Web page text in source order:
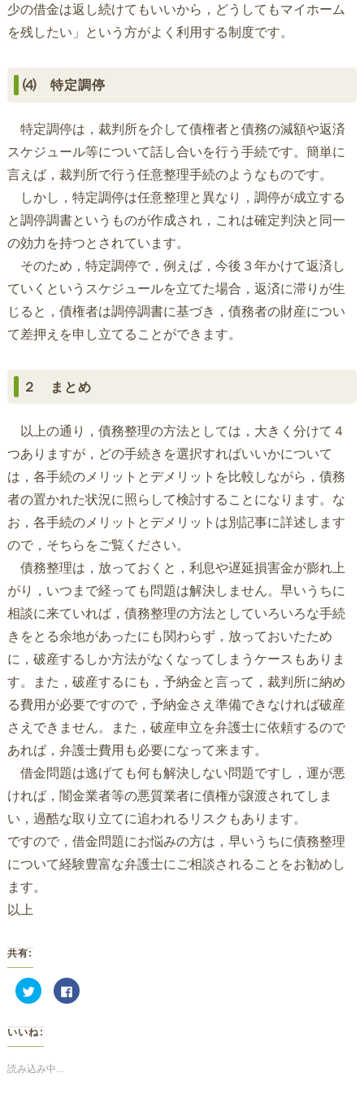
少の借金は返し続けてもいいから，どうしてもマイホーム
を残したい」という方がよく利用する制度です。
⑷ 特定調停
特定調停は，裁判所を介して債権者と債務の減額や返済
スケジュール等について話し合いを行う手続です。簡単に
言えば，裁判所で行う任意整理手続のようなものです。
しかし，特定調停は任意整理と異なり，調停が成立する
と調停調書というものが作成され，これは確定判決と同一
の効力を持つとされています。
そのため，特定調停で，例えば，今後３年かけて返済し
ていくというスケジュールを立てた場合，返済に滞りが生
じると，債権者は調停調書に基づき，債務者の財産につい
て差押えを申し立てることができます。
２ まとめ
以上の通り，債務整理の方法としては，大きく分けて４
つありますが，どの手続きを選択すればいいかについて
は，各手続のメリットとデメリットを比較しながら，債務
者の置かれた状況に照らして検討することになります。な
お，各手続のメリットとデメリットは別記事に詳述します
ので，そちらをご覧ください。
債務整理は，放っておくと，利息や遅延損害金が膨れ上
がり，いつまで経っても問題は解決しません。早いうちに
相談に来ていれば，債務整理の方法としていろいろな手続
きをとる余地があったにも関わらず，放っておいたため
に，破産するしか方法がなくなってしまうケースもありま
す。また，破産するにも，予納金と言って，裁判所に納め
る費用が必要ですので，予納金さえ準備できなければ破産
さえできません。また，破産申立を弁護士に依頼するので
あれば，弁護士費用も必要になって来ます。
借金問題は逃げても何も解決しない問題ですし，運が悪
ければ，闇金業者等の悪質業者に債権が譲渡されてしま
い，過酷な取り立てに追われるリスクもあります。
ですので，借金問題にお悩みの方は，早いうちに債務整理
について経験豊富な弁護士にご相談されることをお勧めし
ます。
以上
共有:
ク
リ
し
て
Twitter
共
有
Facebook
で
いいね:
読み込み中...